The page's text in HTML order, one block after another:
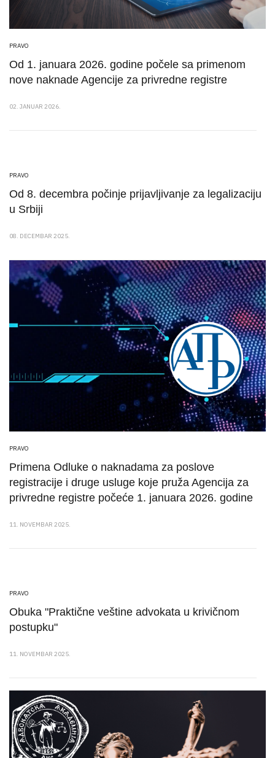
PRAVO
Od 1. januara 2026. godine počele sa primenom
nove naknade Agencije za privredne registre
02. JANUAR 2026.
PRAVO
Od 8. decembra počinje prijavljivanje za legalizaciju
u Srbiji
08. DECEMBAR 2025.
PRAVO
Primena Odluke o naknadama za poslove
registracije i druge usluge koje pruža Agencija za
privredne registre počeće 1. januara 2026. godine
11. NOVEMBAR 2025.
PRAVO
Obuka "Praktične veštine advokata u krivičnom
postupku"
11. NOVEMBAR 2025.